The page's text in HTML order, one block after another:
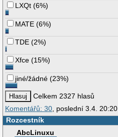
LXQt (6%)
MATE (6%)
TDE (2%)
Xfce (15%)
jiné/žádné (23%)
Celkem 2327 hlasů
Komentářů: 30, poslední 3.4. 20:20
Rozcestník
AbcLinuxu